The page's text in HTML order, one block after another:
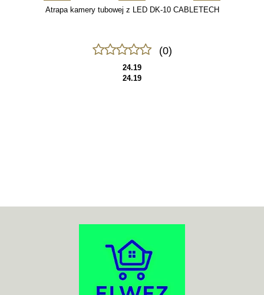
Atrapa kamery tubowej z LED DK-10 CABLETECH
(0)
24.19
24.19
ACO